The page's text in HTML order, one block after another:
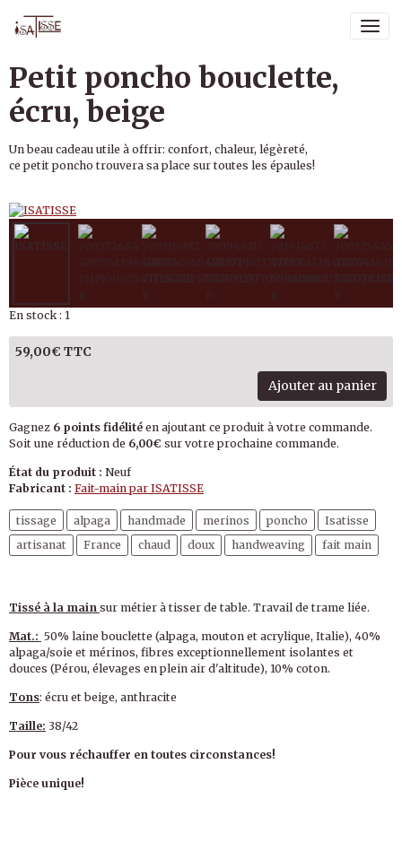
Petit poncho bouclette,
écru, beige
Un beau cadeau utile à offrir: confort, chaleur, légèreté,
ce petit poncho trouvera sa place sur toutes les épaules!
En stock : 1
59,00€ TTC
Ajouter au panier
Gagnez 6 points fidélité en ajoutant ce produit à votre commande.
Soit une réduction de 6,00€ sur votre prochaine commande.
État du produit : Neuf
Fabricant : Fait-main par ISATISSE
tissage alpaga handmade merinos poncho
Isatisse
artisanat
France chaud doux handweaving fait main
Tissé à la main sur métier à tisser de table. Travail de trame liée.
Mat.: 50% laine bouclette (alpaga, mouton et acrylique, Italie), 40%
alpaga/soie et mérinos, fibres exceptionnellement isolantes et
douces (Pérou, élevages en plein air d'altitude), 10% coton.
Tons: écru et beige, anthracite
Taille: 38/42
Pour vous réchauffer en toutes circonstances!
Pièce unique!